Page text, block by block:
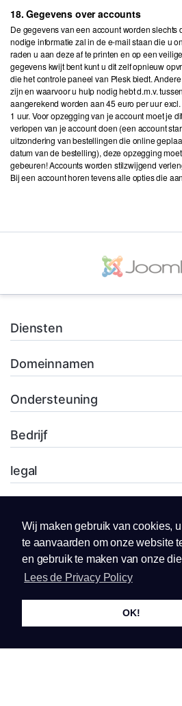
Wij maken gebruik van cookies,
te aanvaarden om onze website
en gebruik te maken van onze
Lees de Privacy Policy
OK!
18. Gegevens over accounts
De gegevens van een account worden slechts
nodige informatie zal in de e-mail staan die u
raden u aan deze af te printen en op een
gegevens kwijt bent kunt u dit zelf opnieuw
die het controle paneel van Plesk biedt.
zijn en waarvoor u hulp nodig hebt d.m.v.
aangerekend worden aan 45 euro per uur
1 uur. Voor opzegging van je account moet je
verlopen van je account doen (een account
uitzondering van bestellingen die online
datum van de bestelling), deze opzegging
gebeuren! Accounts worden stilzwijgend
Bij een account horen tevens alle opties die
Diensten
Domeinnamen
Ondersteuning
Bedrijf
legal
Copyright © 2026 Netdistri bv. Alle